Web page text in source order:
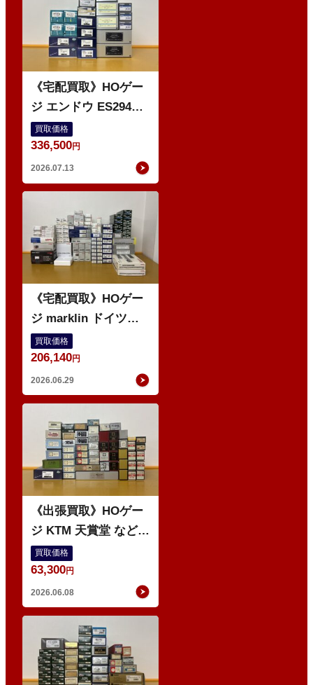
《宅配買取》HOゲー
ジ エンドウ ES294
103系1200番代 東西線
色 基本5輌 Nセット
などの鉄道模型
買取価格
336,500円
2026.07.13
《宅配買取》HOゲー
ジ marklin ドイツ鉄
道 電気機関車 など 外
国車両多数
買取価格
206,140円
2026.06.29
《出張買取》HOゲー
ジ KTM 天賞堂 などの
鉄道模型
買取価格
63,300円
2026.06.08